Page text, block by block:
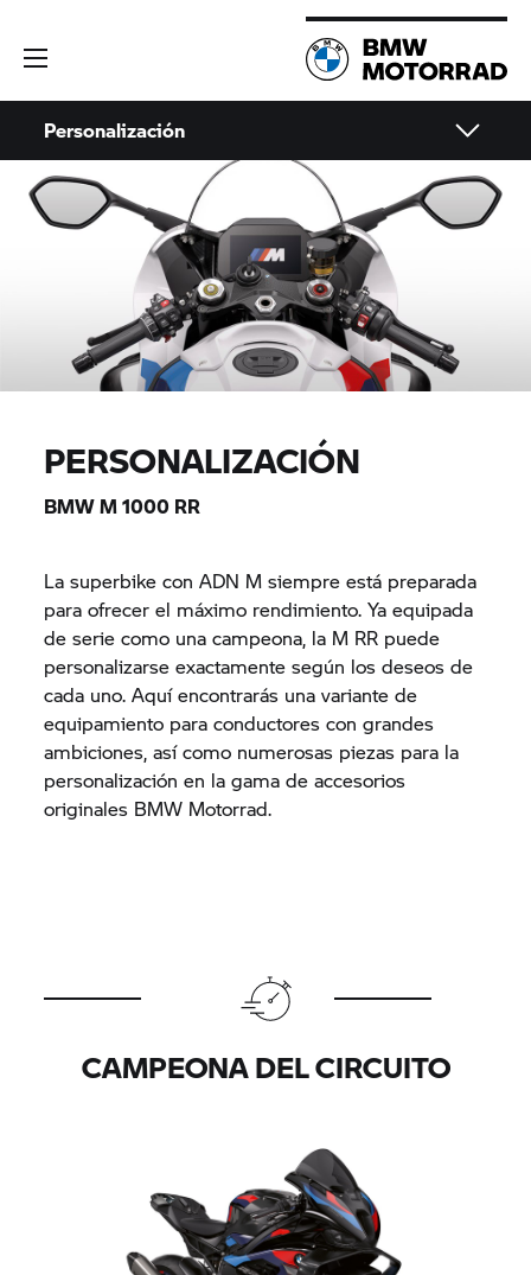
Personalización
PERSONALIZACIÓN
BMW M 1000 RR
La superbike con ADN M siempre está preparada
para ofrecer el máximo rendimiento. Ya equipada
de serie como una campeona, la M RR puede
personalizarse exactamente según los deseos de
cada uno. Aquí encontrarás una variante de
equipamiento para conductores con grandes
ambiciones, así como numerosas piezas para la
personalización en la gama de accesorios
originales BMW Motorrad.
CAMPEONA DEL CIRCUITO